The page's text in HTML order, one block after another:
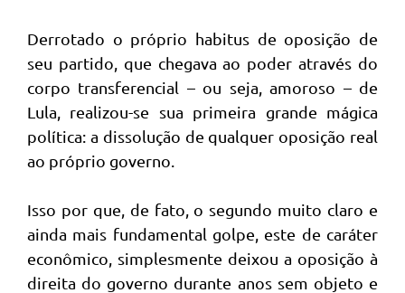
Derrotado o próprio habitus de oposição de
seu partido, que chegava ao poder através do
corpo transferencial – ou seja, amoroso – de
Lula, realizou-se sua primeira grande mágica
política: a dissolução de qualquer oposição real
ao próprio governo.
Isso por que, de fato, o segundo muito claro e
ainda mais fundamental golpe, este de caráter
econômico, simplesmente deixou a oposição à
direita do governo durante anos sem objeto e